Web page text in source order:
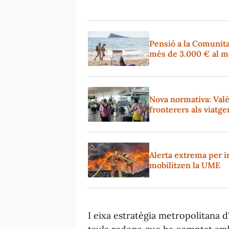
Pensió a la
més de 3.000 € al
Nova normativa:
fronterers als
Alerta extrema per
mobilitzen la UME
I eixa estratègia metropolitana